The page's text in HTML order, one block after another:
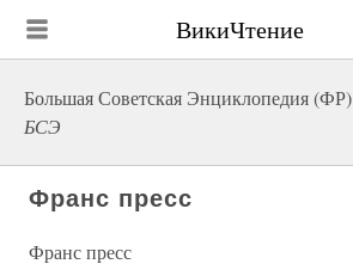
ВикиЧтение
Большая Советская Энциклопедия (ФР)
БСЭ
Франс пресс
Франс пресс